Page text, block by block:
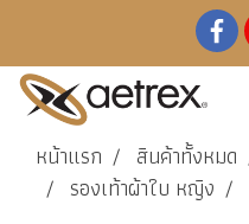
หน้าแรก สินค้าทั้งหมด
รองเท้าผ้าใบ หญิง